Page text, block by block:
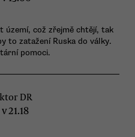
což zřejmě chtějí, tak
to zatažení Ruska do války.
pomoci.
DR
21.18